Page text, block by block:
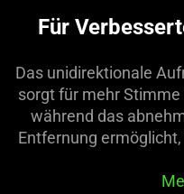
Für
Das unidirektionale
sorgt für mehr
während das
Entfernung